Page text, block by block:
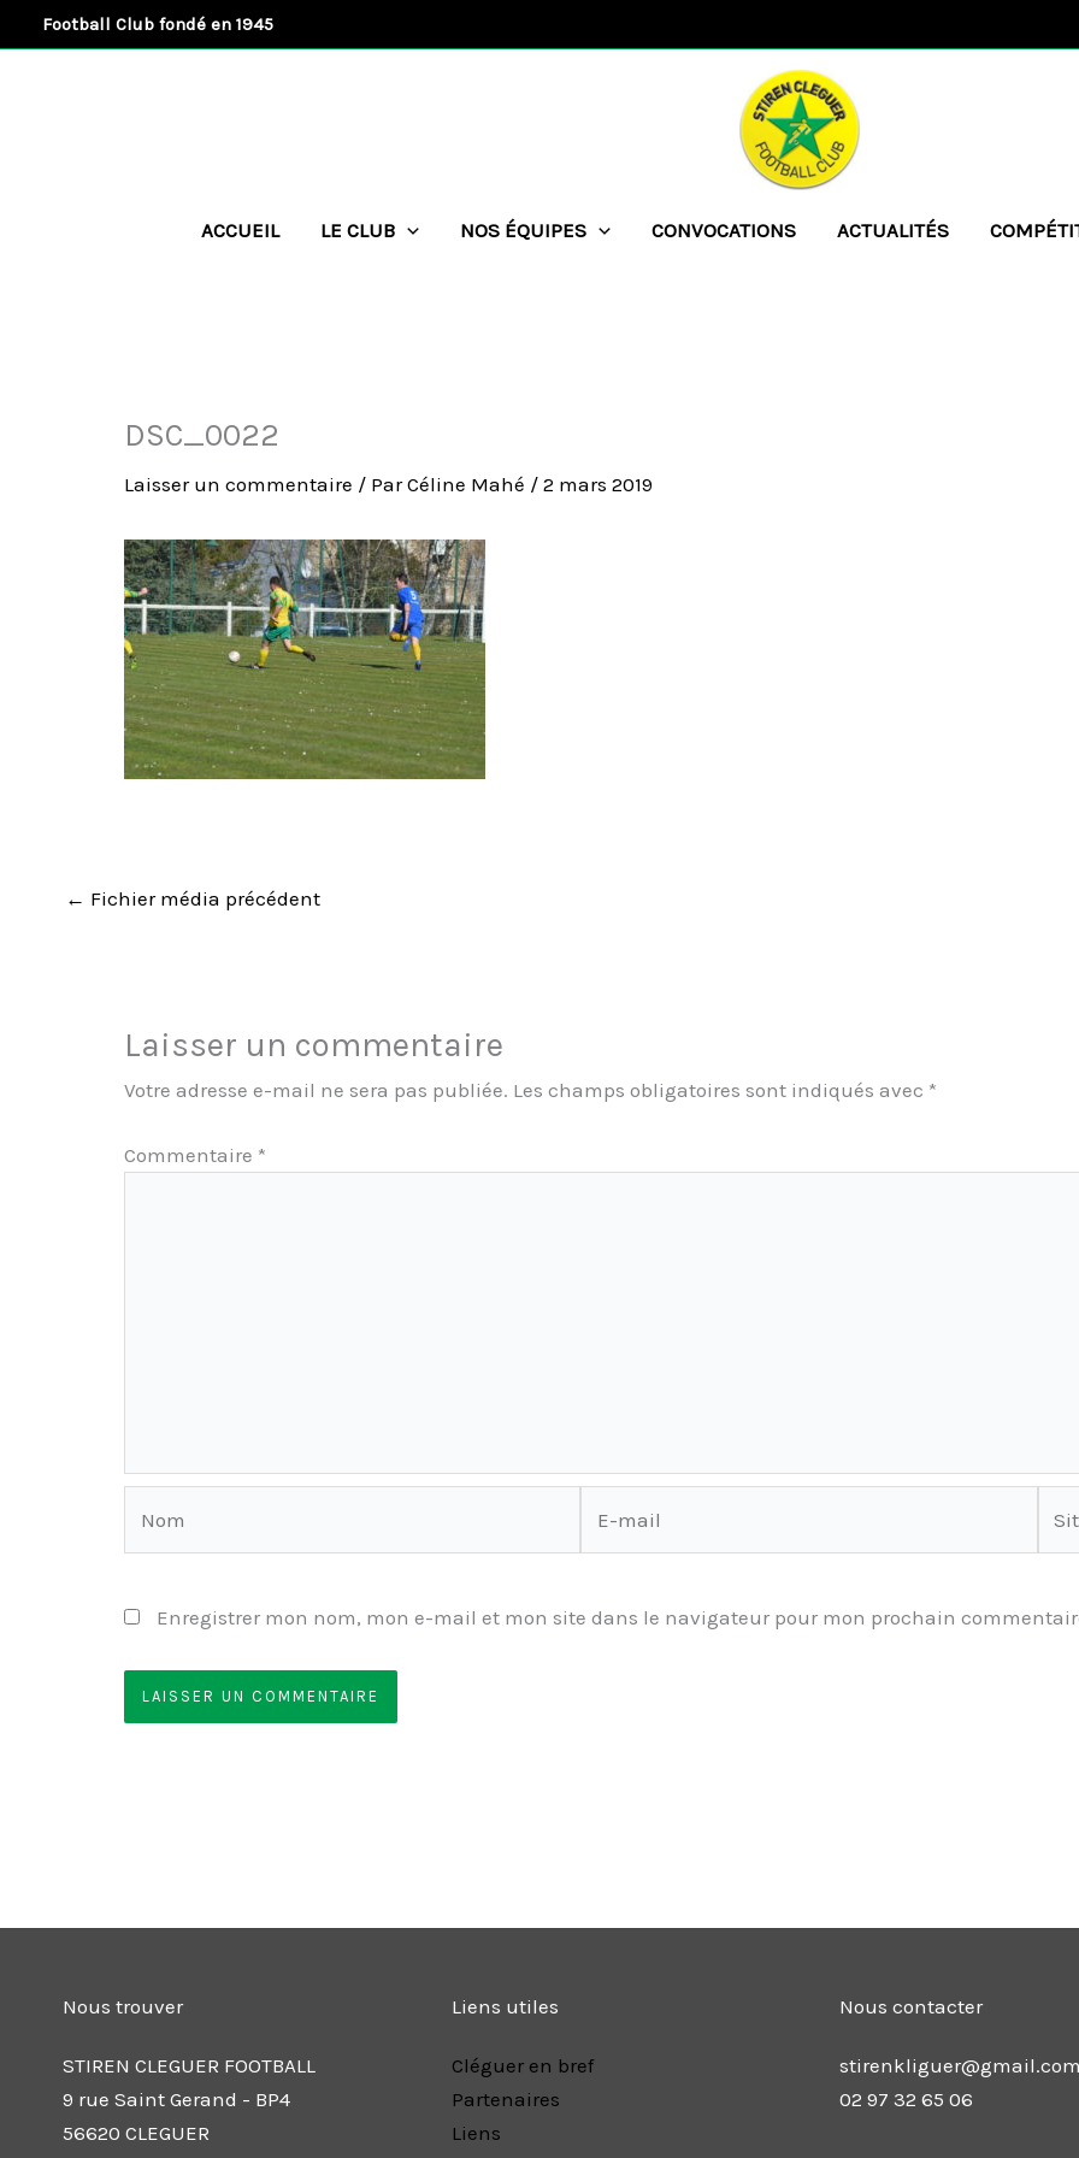
au
Football Club fondé en 1945
ACCUEIL LE CLUB NOS ÉQUIPES CONVOCATIONS ACTUALITÉS
DSC_0022
Laisser un commentaire / ParCéline Mahé / 2 mars 2019
← Fichier média précédent
Laisser un commentaire
Votre adresse e-mail ne sera pas publiée. Les champs obligatoires sont indiqués avec *
Commentaire *
Enregistrer mon nom, mon e-mail et mon site dans le navigateur pour mon prochain
Nous trouver
STIREN CLEGUER FOOTBALL
9 rue Saint Gerand - BP4
56620 CLEGUER
Liens utiles
Cléguer en bref
Partenaires
Liens
Nous contacter
02 97 32 65 06